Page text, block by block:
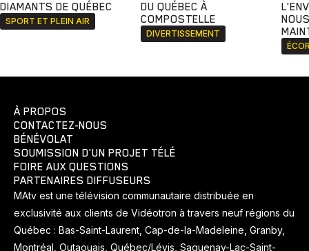
DIAMANTS DE QUÉBEC
SPORT ET PLEIN AIR
DU QUÉBEC À
COMPOSTELLE
DIVERTISSEMENT
À PROPOS
CONTACTEZ-NOUS
BÉNÉVOLAT
SOUMISSION D'UN PROJET TÉLÉ
FOIRE AUX QUESTIONS
PARTENAIRES DIFFUSEURS
MAtv est une télévision communautaire distribuée en
exclusivité aux clients de Vidéotron à travers neuf régions du
Québec : Bas-Saint-Laurent, Cap-de-la-Madeleine, Granby,
Montréal, Outaouais, Québec/Lévis, Saguenay-Lac-Saint-